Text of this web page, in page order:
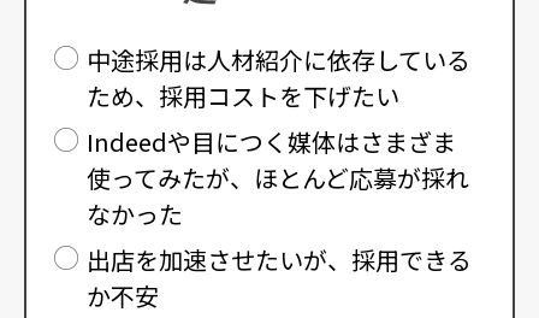
中途採用は人材紹介に依存している
ため、採用コストを下げたい
Indeedや目につく媒体はさまざま
使ってみたが、ほとんど応募が採れ
なかった
出店を加速させたいが、採用できる
か不安